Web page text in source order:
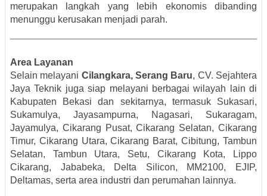
merupakan langkah yang lebih ekonomis dibanding
menunggu kerusakan menjadi parah.
Area Layanan
Selain melayani Cilangkara, Serang Baru, CV. Sejahtera
Jaya Teknik juga siap melayani berbagai wilayah lain di
Kabupaten Bekasi dan sekitarnya, termasuk Sukasari,
Sukamulya, Jayasampurna, Nagasari, Sukaragam,
Jayamulya, Cikarang Pusat, Cikarang Selatan, Cikarang
Timur, Cikarang Utara, Cikarang Barat, Cibitung, Tambun
Selatan, Tambun Utara, Setu, Cikarang Kota, Lippo
Cikarang, Jababeka, Delta Silicon, MM2100, EJIP,
Deltamas, serta area industri dan perumahan lainnya.